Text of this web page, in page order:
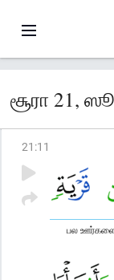
சூரா 21,
21 :11
பல